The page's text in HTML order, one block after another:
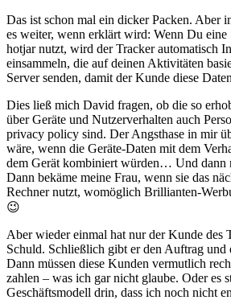
Das ist schon mal ein dicker Packen. Aber
es weiter, wenn erklärt wird: Wenn Du eine
hotjar nutzt, wird der Tracker automatisch
einsammeln, die auf deinen Aktivitäten
Server senden, damit der Kunde diese
Dies ließ mich David fragen, ob die so
über Geräte und Nutzerverhalten auch
privacy policy sind. Der Angsthase in mir
wäre, wenn die Geräte-Daten mit dem
dem Gerät kombiniert würden… Und dann
Dann bekäme meine Frau, wenn sie das
Rechner nutzt, womöglich Brillianten-
😉
Aber wieder einmal hat nur der Kunde des
Schuld. Schließlich gibt er den Auftrag und
Dann müssen diese Kunden vermutlich
zahlen – was ich gar nicht glaube. Oder es
Geschäftsmodell drin, dass ich noch nicht